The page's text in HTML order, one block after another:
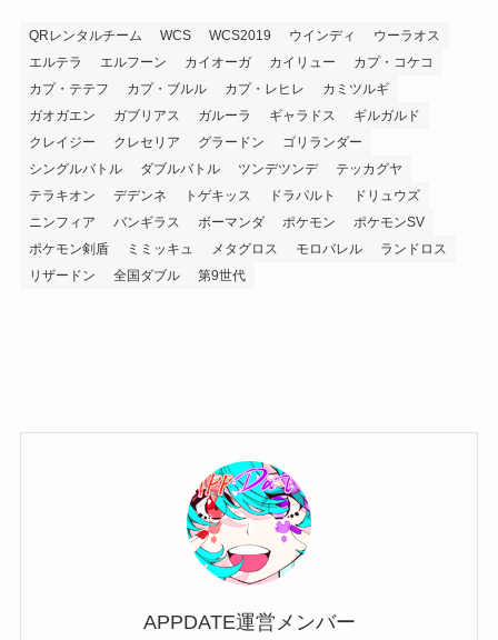
QRレンタルチーム WCS WCS2019 ウインディ
ウーラオス
エルテラ
エルフーン カイオーガ カイリュー
カプ・コケコ
カプ・テテフ
カプ・ブルル カプ・レヒレ
カミツルギ
ガオガエン
ガブリアス ガルーラ ギャラドス
ギルガルド
クレイジー
クレセリア グラードン
ゴリランダー
シングルバトル
ダブルバトル ツンデツンデ
テッカグヤ
テラキオン
デデンネ トゲキッス ドラパルト
ドリュウズ
ニンフィア
バンギラス ボーマンダ ポケモン
ポケモンSV
ポケモン剣盾
ミミッキュ メタグロス モロバレル
ランドロス
リザードン
全国ダブル 第9世代
APPDATE運営メンバー